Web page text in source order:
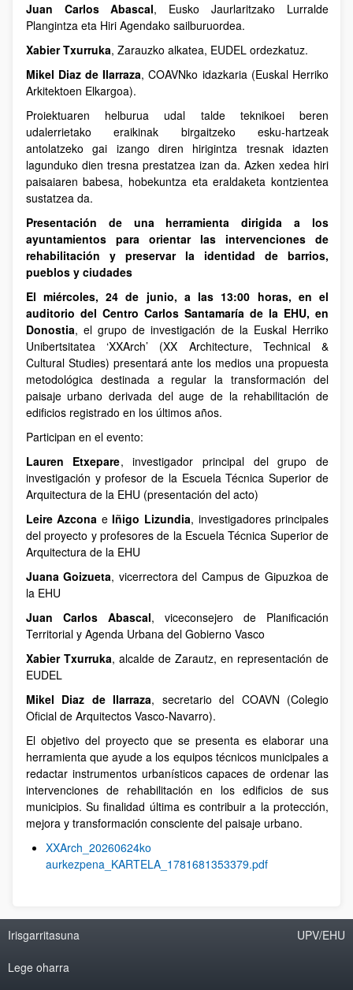
Juan Carlos Abascal, Eusko Jaurlaritzako Lurralde
Plangintza eta Hiri Agendako sailburuordea.
Xabier Txurruka, Zarauzko alkatea, EUDEL ordezkatuz.
Mikel Diaz de Ilarraza, COAVNko idazkaria (Euskal Herriko
Arkitektoen Elkargoa).
Proiektuaren helburua udal talde teknikoei beren
udalerrietako eraikinak birgaitzeko esku-hartzeak
antolatzeko gai izango diren hirigintza tresnak idazten
lagunduko dien tresna prestatzea izan da. Azken xedea hiri
paisaiaren babesa, hobekuntza eta eraldaketa kontzientea
sustatzea da.
Presentación de una herramienta dirigida a los
ayuntamientos para orientar las intervenciones de
rehabilitación y preservar la identidad de barrios,
pueblos y ciudades
El miércoles, 24 de junio, a las 13:00 horas, en el
auditorio del Centro Carlos Santamaría de la EHU, en
Donostia, el grupo de investigación de la Euskal Herriko
Unibertsitatea ‘XXArch’ (XX Architecture, Technical &
Cultural Studies) presentará ante los medios una propuesta
metodológica destinada a regular la transformación del
paisaje urbano derivada del auge de la rehabilitación de
edificios registrado en los últimos años.
Participan en el evento:
Lauren Etxepare, investigador principal del grupo de
investigación y profesor de la Escuela Técnica Superior de
Arquitectura de la EHU (presentación del acto)
Leire Azcona eIñigo Lizundia, investigadores principales
del proyecto y profesores de la Escuela Técnica Superior de
Arquitectura de la EHU
Juana Goizueta, vicerrectora del Campus de Gipuzkoa de
la EHU
Juan Carlos Abascal, viceconsejero de Planificación
Territorial y Agenda Urbana del Gobierno Vasco
Xabier Txurruka, alcalde de Zarautz, en representación de
EUDEL
Mikel Diaz de Ilarraza, secretario del COAVN (Colegio
Oficial de Arquitectos Vasco-Navarro).
El objetivo del proyecto que se presenta es elaborar una
herramienta que ayude a los equipos técnicos municipales a
redactar instrumentos urbanísticos capaces de ordenar las
intervenciones de rehabilitación en los edificios de sus
municipios. Su finalidad última es contribuir a la protección,
mejora y transformación consciente del paisaje urbano.
XXArch_20260624ko
aurkezpena_KARTELA_1781681353379.pdf
Irisgarritasuna
Lege oharra
UPV/EHU